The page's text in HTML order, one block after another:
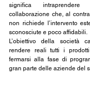
significa
collaborazione che, al
non richiede l’intervento
sconosciute e poco affidabili.
L’obiettivo della società
rendere reali tutti i
fermarsi alla fase di
gran parte delle aziende del